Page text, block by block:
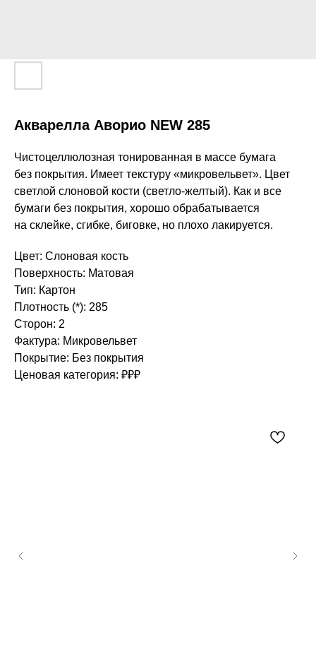
Акварелла Аворио NEW 285
Чистоцеллюлозная тонированная в массе бумага
без покрытия. Имеет текстуру «микровельвет». Цвет
светлой слоновой кости (светло-желтый). Как и все
бумаги без покрытия, хорошо обрабатывается
на склейке, сгибке, биговке, но плохо лакируется.
Цвет: Слоновая кость
Поверхность: Матовая
Тип: Картон
Плотность (*): 285
Сторон: 2
Фактура: Микровельвет
Покрытие: Без покрытия
Ценовая категория: ₽₽₽